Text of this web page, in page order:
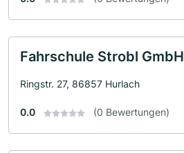
Fahrschule Strobl GmbH
Ringstr. 27, 86857 Hurlach
0.0 (0 Bewertungen)